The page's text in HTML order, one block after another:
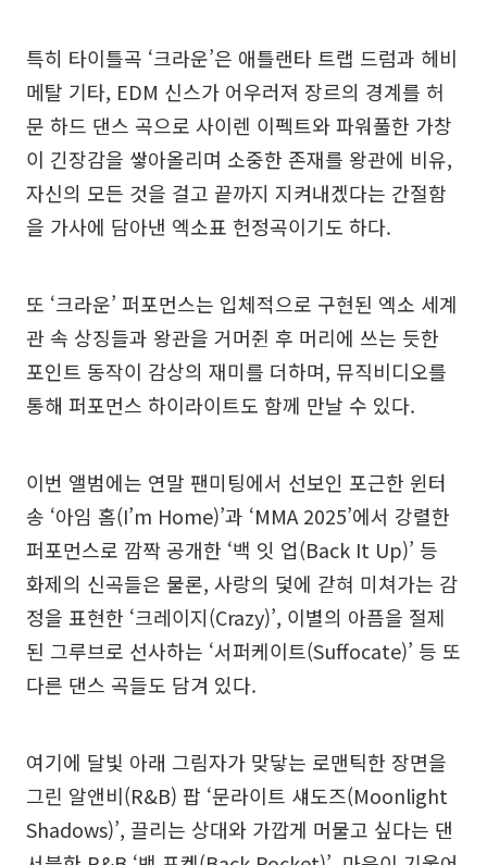
특히 타이틀곡 ‘크라운’은 애틀랜타 트랩 드럼과 헤비
메탈 기타, EDM 신스가 어우러져 장르의 경계를 허
문 하드 댄스 곡으로 사이렌 이펙트와 파워풀한 가창
이 긴장감을 쌓아올리며 소중한 존재를 왕관에 비유,
자신의 모든 것을 걸고 끝까지 지켜내겠다는 간절함
을 가사에 담아낸 엑소표 헌정곡이기도 하다.
또 ‘크라운’ 퍼포먼스는 입체적으로 구현된 엑소 세계
관 속 상징들과 왕관을 거머쥔 후 머리에 쓰는 듯한
포인트 동작이 감상의 재미를 더하며, 뮤직비디오를
통해 퍼포먼스 하이라이트도 함께 만날 수 있다.
이번 앨범에는 연말 팬미팅에서 선보인 포근한 윈터
송 ‘아임 홈(I’m Home)’과 ‘MMA 2025’에서 강렬한
퍼포먼스로 깜짝 공개한 ‘백 잇 업(Back It Up)’ 등
화제의 신곡들은 물론, 사랑의 덫에 갇혀 미쳐가는 감
정을 표현한 ‘크레이지(Crazy)’, 이별의 아픔을 절제
된 그루브로 선사하는 ‘서퍼케이트(Suffocate)’ 등 또
다른 댄스 곡들도 담겨 있다.
여기에 달빛 아래 그림자가 맞닿는 로맨틱한 장면을
그린 알앤비(R&B) 팝 ‘문라이트 섀도즈(Moonlight
Shadows)’, 끌리는 상대와 가깝게 머물고 싶다는 댄